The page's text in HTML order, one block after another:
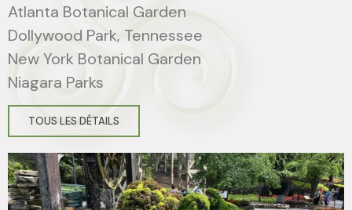
Atlanta Botanical Garden
Dollywood Park, Tennessee
New York Botanical Garden
Niagara Parks
TOUS LES DÉTAILS